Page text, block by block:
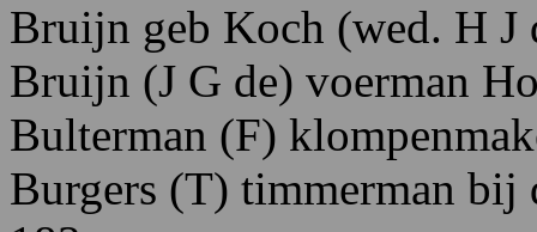
Bruijn geb Koch (wed. H J
Bruijn (J G de) voerman H
Bulterman (F)
Burgers (T) timmerman bij